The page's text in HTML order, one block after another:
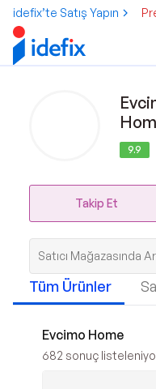
idefix’te Satış Yapın
9.9
Takip Et
Tüm Ürünler
Evcimo Home
682 sonuç